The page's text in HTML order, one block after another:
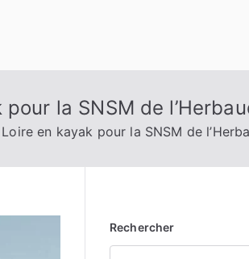
la SNSM de
en kayak pour la SNSM de
Rechercher